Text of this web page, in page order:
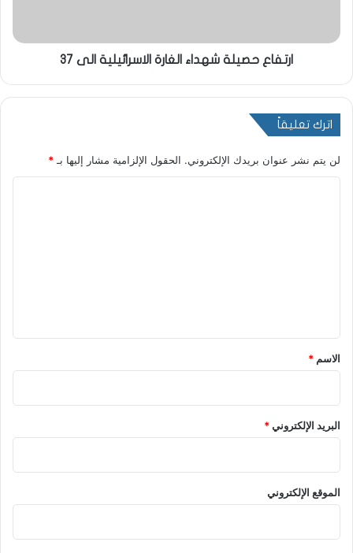
ارتفاع حصيلة شهداء الغارة الاسرائيلية الى 37
اترك تعليقاً
لن يتم نشر عنوان بريدك الإلكتروني. الحقول الإلزامية مشار إليها بـ*
*
الاسم *
البريد الإلكتروني*
الموقع الإلكتروني